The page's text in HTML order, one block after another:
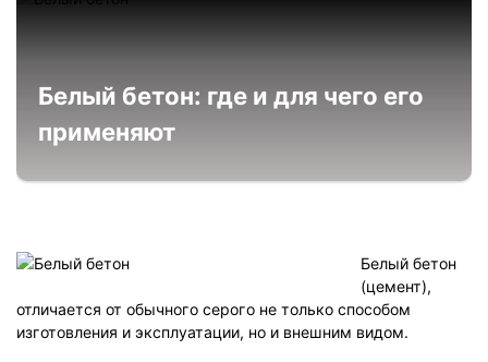
Белый бетон: где и для чего его
применяют
Белый бетон
(цемент),
отличается от обычного серого не только способом
изготовления и эксплуатации, но и внешним видом.